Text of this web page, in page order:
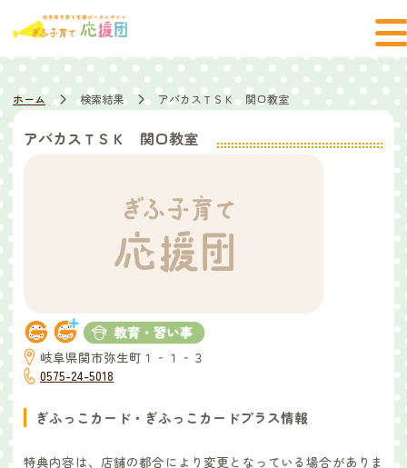
ホーム 検索結果 アバカスＴＳＫ 関口教室
アバカスＴＳＫ 関口教室
岐阜県関市弥生町１‐１‐３
0575-24-5018
ぎふっこカード・ぎふっこカードプラス情報
特典内容は、店舗の都合により変更となっている場合がありま